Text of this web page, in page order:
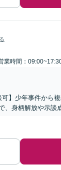
業時間：
可】少年事件から
身柄解放や示談